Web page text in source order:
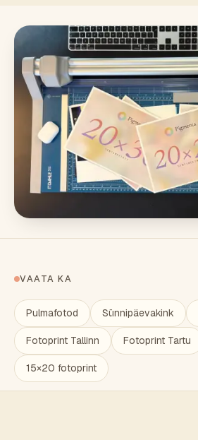
VAATA KA
Pulmafotod Sünnipäevakink
Fotoprint Tallinn Fotoprint Tartu
15×20 fotoprint